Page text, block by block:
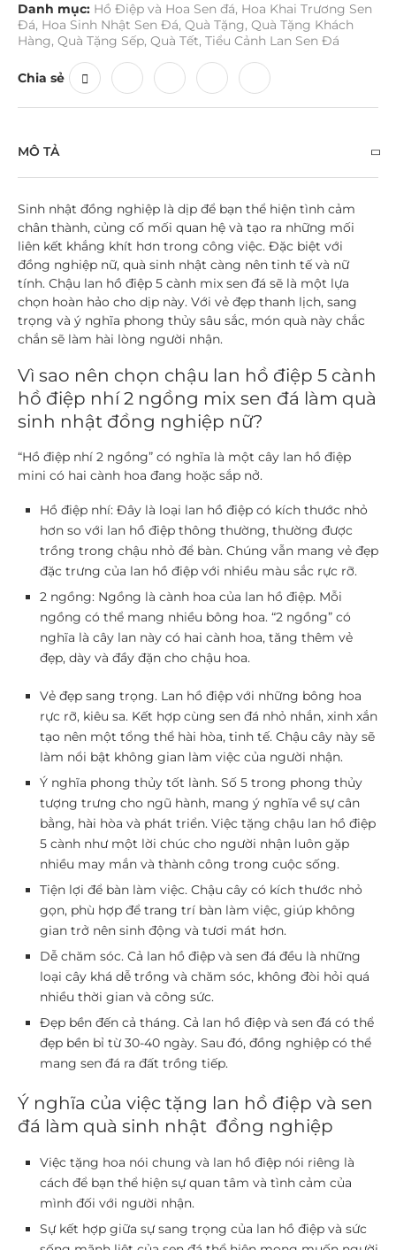
Danh mục: Hồ Điệp và Hoa Sen đá, Hoa Khai Trương Sen
Đá, Hoa Sinh Nhật Sen Đá, Quà Tặng, Quà Tặng Khách
Hàng, Quà Tặng Sếp, Quà Tết, Tiểu Cảnh Lan Sen Đá
Chia sẻ
MÔ TẢ
Sinh nhật đồng nghiệp là dịp để bạn thể hiện tình cảm
chân thành, củng cố mối quan hệ và tạo ra những mối
liên kết khắng khít hơn trong công việc. Đặc biệt với
đồng nghiệp nữ, quà sinh nhật càng nên tinh tế và nữ
tính. Chậu lan hồ điệp 5 cành mix sen đá sẽ là một lựa
chọn hoàn hảo cho dịp này. Với vẻ đẹp thanh lịch, sang
trọng và ý nghĩa phong thủy sâu sắc, món quà này chắc
chắn sẽ làm hài lòng người nhận.
Vì sao nên chọn chậu lan hồ điệp 5 cành
hồ điệp nhí 2 ngồng mix sen đá làm quà
sinh nhật đồng nghiệp nữ?
“Hồ điệp nhí 2 ngồng” có nghĩa là một cây lan hồ điệp
mini có hai cành hoa đang hoặc sắp nở.
Hồ điệp nhí: Đây là loại lan hồ điệp có kích thước nhỏ
hơn so với lan hồ điệp thông thường, thường được
trồng trong chậu nhỏ để bàn. Chúng vẫn mang vẻ đẹp
đặc trưng của lan hồ điệp với nhiều màu sắc rực rỡ.
2 ngồng: Ngồng là cành hoa của lan hồ điệp. Mỗi
ngồng có thể mang nhiều bông hoa. “2 ngồng” có
nghĩa là cây lan này có hai cành hoa, tăng thêm vẻ
đẹp, dày và đầy đặn cho chậu hoa.
Vẻ đẹp sang trọng. Lan hồ điệp với những bông hoa
rực rỡ, kiêu sa. Kết hợp cùng sen đá nhỏ nhắn, xinh xắn
tạo nên một tổng thể hài hòa, tinh tế. Chậu cây này sẽ
làm nổi bật không gian làm việc của người nhận.
Ý nghĩa phong thủy tốt lành. Số 5 trong phong thủy
tượng trưng cho ngũ hành, mang ý nghĩa về sự cân
bằng, hài hòa và phát triển. Việc tặng chậu lan hồ điệp
5 cành như một lời chúc cho người nhận luôn gặp
nhiều may mắn và thành công trong cuộc sống.
Tiện lợi để bàn làm việc. Chậu cây có kích thước nhỏ
gọn, phù hợp để trang trí bàn làm việc, giúp không
gian trở nên sinh động và tươi mát hơn.
Dễ chăm sóc. Cả lan hồ điệp và sen đá đều là những
loại cây khá dễ trồng và chăm sóc, không đòi hỏi quá
nhiều thời gian và công sức.
Đẹp bền đến cả tháng. Cả lan hồ điệp và sen đá có thể
đẹp bền bỉ từ 30-40 ngày. Sau đó, đồng nghiệp có thể
mang sen đá ra đất trồng tiếp.
Ý nghĩa của việc tặng lan hồ điệp và sen
đá làm quà sinh nhật đồng nghiệp
Việc tặng hoa nói chung và lan hồ điệp nói riêng là
cách để bạn thể hiện sự quan tâm và tình cảm của
mình đối với người nhận.
Sự kết hợp giữa sự sang trọng của lan hồ điệp và sức